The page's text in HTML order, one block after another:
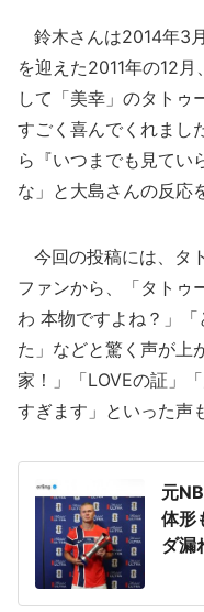
鈴木さんは2014年3
を迎えた2011年の12
して「美幸」のタトゥ
すごく喜んでくれまし
ら『いつまでも見てい
な」と大島さんの反応
今回の投稿には、タ
ファンから、「タトゥ
わ 本物ですよね？」
た」などと驚く声が上
家！」「LOVEの証」
すぎます」といった声
元
体形
ダ漏